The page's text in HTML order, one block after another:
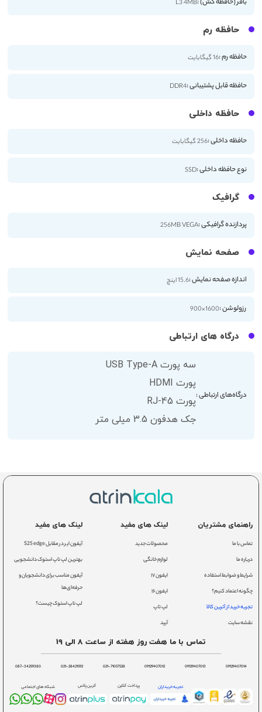
بافر (حافظه کش) :L3 4MB
حافظه رم
حافظه رم :16 گیگابایت
حافظه قابل پشتیبانی :DDR4
حافظه داخلی
حافظه داخلی :256 گیگابایت
نوع حافظه داخلی :SSD
گرافیک
پردازنده گرافیکی :256MB VEGA
صفحه نمایش
اندازه صفحه نمایش :15.6 اینچ
رزولوشن :1600×900
درگاه های ارتباطی
درگاه‌های ارتباطی :
سه پورت USB Type-A
پورت HDMI
پورت RJ-45
جک هدفون 3.5 میلی متر
راهنمای مشتریان
تماس با ما
درباره ما
شرایط و ضوابط استفاده
چگونه اعتماد کنیم؟
تجربه خرید از آترین کالا
نقشه سایت
لینک های مفید
محصولات جدید
لوازم خانگی
ایفون ۱۷
ایفون ۱۶
لپ تاپ
آیپد
لینک های مفید
آیفون ایر در مقابل S25 edge
بهترین لپ تاپ استوک دانشجویی
آیفون مناسب برای دانشجویان و
حرفه‌ای‌ها
لپ تاپ استوک چیست؟
تماس با ما هفت روز هفته از ساعت 8 الی 19
09129407014
09129407013
09129407012
021-71057528
021-28421592
087-34259380
تجربه خریداران پرداخت آنلاین آترین پلاس شبکه های اجتماعی